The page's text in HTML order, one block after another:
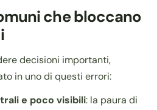
che bloccano
decisioni importanti,
in uno di questi errori:
e poco visibili: la paura di